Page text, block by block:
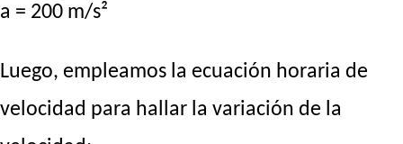
a = 200 m/s²
Luego, empleamos la ecuación horaria de
velocidad para hallar la variación de la